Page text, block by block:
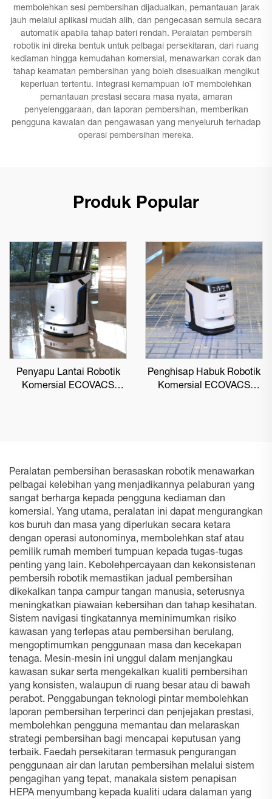
membolehkan sesi pembersihan dijadualkan, pemantauan jarak
jauh melalui aplikasi mudah alih, dan pengecasan semula secara
automatik apabila tahap bateri rendah. Peralatan pembersih
robotik ini direka bentuk untuk pelbagai persekitaran, dari ruang
kediaman hingga kemudahan komersial, menawarkan corak dan
tahap keamatan pembersihan yang boleh disesuaikan mengikut
keperluan tertentu. Integrasi kemampuan IoT membolehkan
pemantauan prestasi secara masa nyata, amaran
penyelenggaraan, dan laporan pembersihan, memberikan
pengguna kawalan dan pengawasan yang menyeluruh terhadap
operasi pembersihan mereka.
Produk Popular
Penyapu Lantai Robotik
Komersial ECOVACS
Penghisap Habuk Robotik
Komersial ECOVACS
Peralatan pembersihan berasaskan robotik menawarkan
pelbagai kelebihan yang menjadikannya pelaburan yang
sangat berharga kepada pengguna kediaman dan
komersial. Yang utama, peralatan ini dapat mengurangkan
kos buruh dan masa yang diperlukan secara ketara
dengan operasi autonominya, membolehkan staf atau
pemilik rumah memberi tumpuan kepada tugas-tugas
penting yang lain. Kebolehpercayaan dan kekonsistenan
pembersih robotik memastikan jadual pembersihan
dikekalkan tanpa campur tangan manusia, seterusnya
meningkatkan piawaian kebersihan dan tahap kesihatan.
Sistem navigasi tingkatannya meminimumkan risiko
kawasan yang terlepas atau pembersihan berulang,
mengoptimumkan penggunaan masa dan kecekapan
tenaga. Mesin-mesin ini unggul dalam menjangkau
kawasan sukar serta mengekalkan kualiti pembersihan
yang konsisten, walaupun di ruang besar atau di bawah
perabot. Penggabungan teknologi pintar membolehkan
laporan pembersihan terperinci dan penjejakan prestasi,
membolehkan pengguna memantau dan melaraskan
strategi pembersihan bagi mencapai keputusan yang
terbaik. Faedah persekitaran termasuk pengurangan
penggunaan air dan larutan pembersihan melalui sistem
pengagihan yang tepat, manakala sistem penapisan
HEPA menyumbang kepada kualiti udara dalaman yang